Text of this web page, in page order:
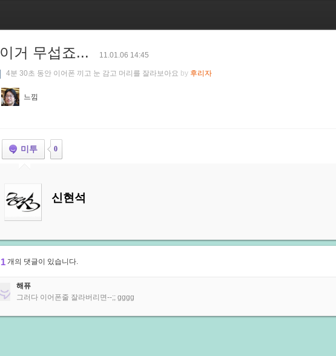
이거 무섭죠... 11.01.06 14:45
4분 30초 동안 이어폰 끼고 눈 감고 머리를 잘라보아요 by 후리자
느낌
미투 0
신현석
1 개의 댓글이 있습니다.
해퓨
그러다 이어폰줄 잘라버리면--;; gggg